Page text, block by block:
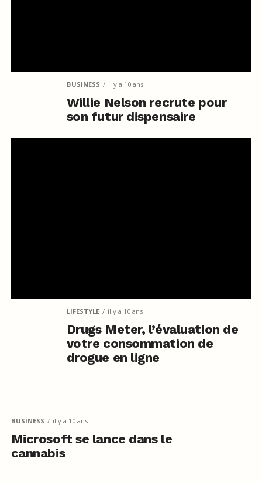
BUSINESS il y a 10 ans
Willie Nelson recrute pour
son futur dispensaire
LIFESTYLE il y a 10 ans
Drugs Meter, l’évaluation de
votre consommation de
drogue en ligne
BUSINESS il y a 10 ans
Microsoft se lance dans le
cannabis